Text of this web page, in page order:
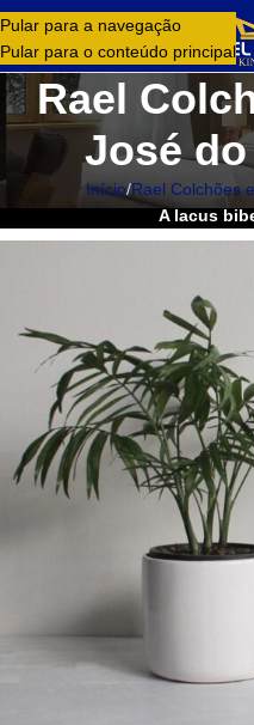
Pular para a navegação
Pular para o conteúdo principal
MENU
Rael
José
Início/Rael Colchões
A lacus